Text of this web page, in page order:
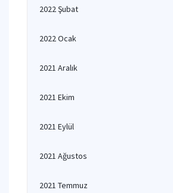
2022 Şubat
2022 Ocak
2021 Aralık
2021 Ekim
2021 Eylül
2021 Ağustos
2021 Temmuz